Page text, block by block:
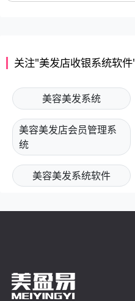
关注"美发店收银系统软
美容美发系统
美容美发店会员管理系
统
美容美发系统软件